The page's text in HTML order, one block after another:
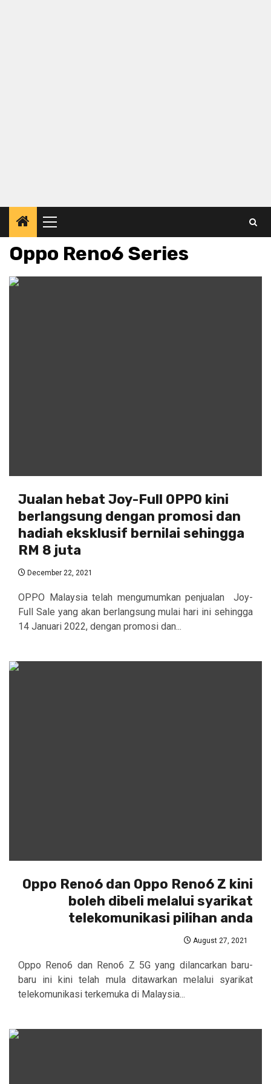
Primary
Menu
Oppo Reno6 Series
Jualan hebat Joy-Full OPPO kini
berlangsung dengan promosi dan
hadiah eksklusif bernilai sehingga
RM 8 juta
December 22, 2021
OPPO Malaysia telah mengumumkan penjualan Joy-
Full Sale yang akan berlangsung mulai hari ini sehingga
14 Januari 2022, dengan promosi dan...
Oppo Reno6 dan Oppo Reno6 Z kini
boleh dibeli melalui syarikat
telekomunikasi pilihan anda
August 27, 2021
Oppo Reno6 dan Reno6 Z 5G yang dilancarkan baru-
baru ini kini telah mula ditawarkan melalui syarikat
telekomunikasi terkemuka di Malaysia...